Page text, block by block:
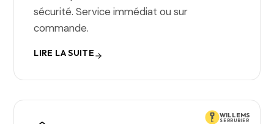
sécurité. Service immédiat ou sur
commande.
LIRE LA SUITE
WILLEMS
SERRURIER